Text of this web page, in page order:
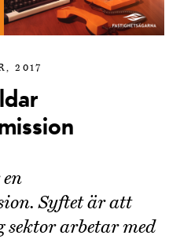
2017
Syftet är att
arbetar med